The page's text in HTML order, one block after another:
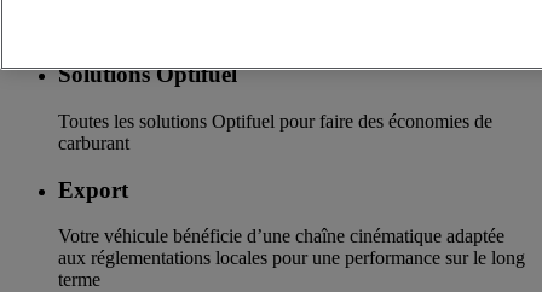
Solutions Optifuel
Toutes les solutions Optifuel pour faire des économies de
carburant
Export
Votre véhicule bénéficie d’une chaîne cinématique adaptée
aux réglementations locales pour une performance sur le long
terme